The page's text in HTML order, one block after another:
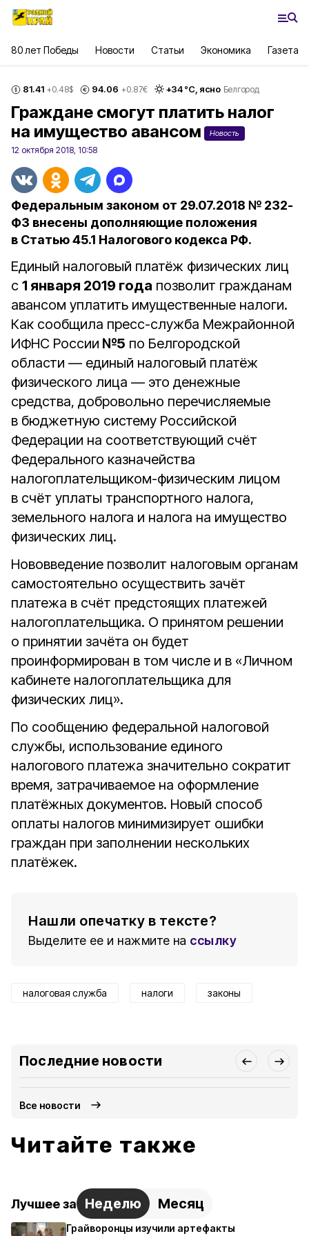
80 лет Победы Новости Статьи Экономика Газета
81.41 +0.48$ 94.06 +0.87€ +34°С, ясно Белгород
Граждане смогут платить налог
на имущество авансом
Новость
12 октября 2018, 10:58
Федеральным законом от 29.07.2018 № 232-
ФЗ внесены дополняющие положения
в Статью 45.1 Налогового кодекса РФ.
Единый налоговый платёж физических лиц
с 1 января 2019 года позволит гражданам
авансом уплатить имущественные налоги.
Как сообщила пресс-служба Межрайонной
ИФНС России №5 по Белгородской
области — единый налоговый платёж
физического лица — это денежные
средства, добровольно перечисляемые
в бюджетную систему Российской
Федерации на соответствующий счёт
Федерального казначейства
налогоплательщиком-физическим лицом
в счёт уплаты транспортного налога,
земельного налога и налога на имущество
физических лиц.
Нововведение позволит налоговым органам
самостоятельно осуществить зачёт
платежа в счёт предстоящих платежей
налогоплательщика. О принятом решении
о принятии зачёта он будет
проинформирован в том числе и в «Личном
кабинете налогоплательщика для
физических лиц».
По сообщению федеральной налоговой
службы, использование единого
налогового платежа значительно сократит
время, затрачиваемое на оформление
платёжных документов. Новый способ
оплаты налогов минимизирует ошибки
граждан при заполнении нескольких
платёжек.
Нашли опечатку в тексте?
Выделите ее и нажмите на ссылку
налоговая служба налоги законы
Последние новости
Все новости
Читайте также
Лучшее за Неделю Месяц
Грайворонцы изучили артефакты